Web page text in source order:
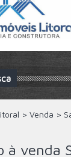
> Venda >
à venda